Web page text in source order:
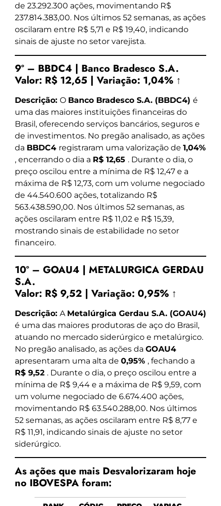
de 23.292.300 ações, movimentando R$
237.814.383,00. Nos últimos 52 semanas, as ações
oscilaram entre R$ 5,71 e R$ 19,40, indicando
sinais de ajuste no setor varejista.
9º – BBDC4 | Banco Bradesco S.A.
Valor: R$ 12,65 | Variação: 1,04% ↑
Descrição: O Banco Bradesco S.A. (BBDC4) é
uma das maiores instituições financeiras do
Brasil, oferecendo serviços bancários, seguros e
de investimentos. No pregão analisado, as ações
da BBDC4 registraram uma valorização de 1,04%
, encerrando o dia a R$ 12,65 . Durante o dia, o
preço oscilou entre a mínima de R$ 12,47 e a
máxima de R$ 12,73, com um volume negociado
de 44.540.600 ações, totalizando R$
563.438.590,00. Nos últimos 52 semanas, as
ações oscilaram entre R$ 11,02 e R$ 15,39,
mostrando sinais de estabilidade no setor
financeiro.
10º – GOAU4 | METALURGICA GERDAU
S.A.
Valor: R$ 9,52 | Variação: 0,95% ↑
Descrição: A Metalúrgica Gerdau S.A. (GOAU4)
é uma das maiores produtoras de aço do Brasil,
atuando no mercado siderúrgico e metalúrgico.
No pregão analisado, as ações da GOAU4
apresentaram uma alta de 0,95% , fechando a
R$ 9,52 . Durante o dia, o preço oscilou entre a
mínima de R$ 9,44 e a máxima de R$ 9,59, com
um volume negociado de 6.674.400 ações,
movimentando R$ 63.540.288,00. Nos últimos
52 semanas, as ações oscilaram entre R$ 8,77 e
R$ 11,91, indicando sinais de ajuste no setor
siderúrgico.
As ações que mais Desvalorizaram hoje
no IBOVESPA foram: